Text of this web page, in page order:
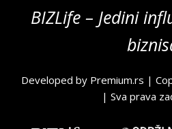
BIZLife – Jedini
Developed by Premium.rs |
| Sva prava